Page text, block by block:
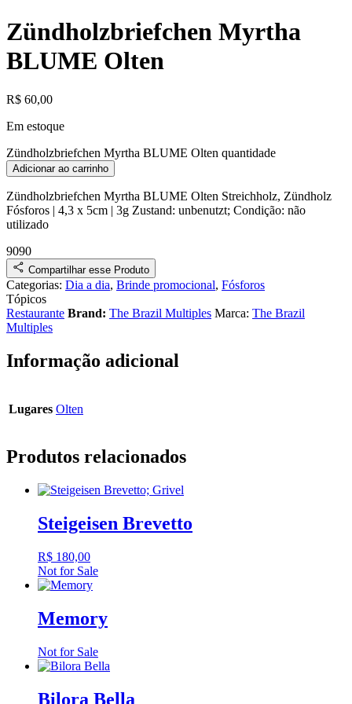
Zündholzbriefchen Myrtha
BLUME Olten
R$ 60,00
Em estoque
Zündholzbriefchen Myrtha BLUME Olten quantidade
Adicionar ao carrinho
Zündholzbriefchen Myrtha BLUME Olten Streichholz, Zündholz
Fósforos | 4,3 x 5cm | 3g Zustand: unbenutzt; Condição: não
utilizado
9090
Compartilhar esse Produto
Categorias: Dia a dia, Brinde promocional, Fósforos
Tópicos
Restaurante Brand: The Brazil Multiples Marca: The Brazil
Multiples
Informação adicional
Lugares Olten
Produtos relacionados
Steigeisen Brevetto
R$ 180,00
Not for Sale
Memory
Not for Sale
Bilora Bella